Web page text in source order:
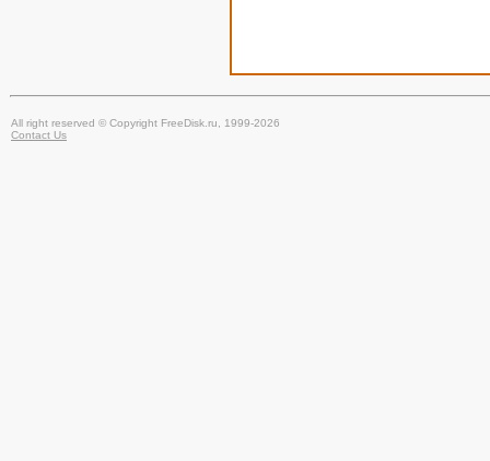
All right reserved © Copyright FreeDisk.ru, 1999-2026
Contact Us